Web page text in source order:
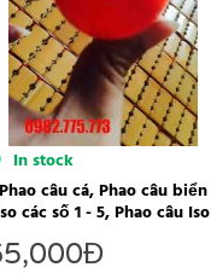
In stock
Phao câu cá, Phao câu biển
các số 1 - 5, Phao câu Iso
Đ